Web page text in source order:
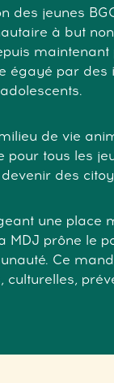
des jeunes
à but
égayé par des
de vie
pour tous les
des
une place
MDJ prône le
Ce
culturelles,